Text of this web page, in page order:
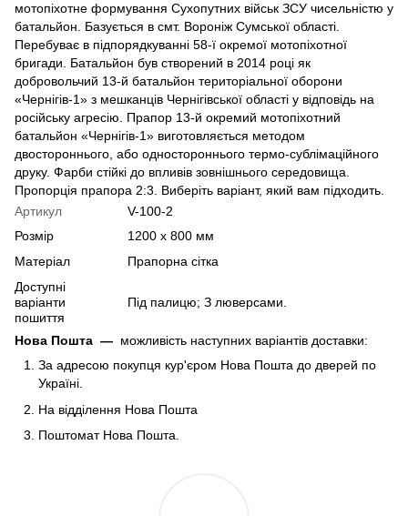
мотопіхотне формування Сухопутних військ ЗСУ чисельністю у
батальйон. Базується в смт. Вороніж Сумської області.
Перебуває в підпорядкуванні 58-ї окремої мотопіхотної
бригади. Батальйон був створений в 2014 році як
добровольчий 13-й батальйон територіальної оборони
«Чернігів-1» з мешканців Чернігівської області у відповідь на
російську агресію. Прапор 13-й окремий мотопіхотний
батальйон «Чернігів-1» виготовляється методом
двостороннього, або одностороннього термо-сублімаційного
друку. Фарби стійкі до впливів зовнішнього середовища.
Пропорція прапора 2:3. Виберіть варіант, який вам підходить.
Артикул
V-100-2
Розмір
1200 х 800 мм
Матеріал
Прапорна сітка
Доступні
варіанти
пошиття
Під палицю; З люверсами.
Нова Пошта — можливість наступних варіантів доставки:
За адресою покупця кур'єром Нова Пошта до дверей по
Україні.
На відділення Нова Пошта
Поштомат Нова Пошта.